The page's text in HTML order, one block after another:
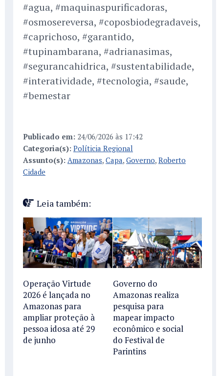
#agua, #maquinaspurificadoras,
#osmosereversa, #coposbiodegradaveis,
#caprichoso, #garantido,
#tupinambarana, #adrianasimas,
#segurancahidrica, #sustentabilidade,
#interatividade, #tecnologia, #saude,
#bemestar
Publicado em: 24/06/2026 às 17:42
Categoria(s): Políticia Regional
Assunto(s): Amazonas, Capa, Governo, Roberto
Cidade
Leia também:
Operação Virtude
2026 é lançada no
Amazonas para
ampliar proteção à
pessoa idosa até 29
de junho
Governo do
Amazonas realiza
pesquisa para
mapear impacto
econômico e social
do Festival de
Parintins